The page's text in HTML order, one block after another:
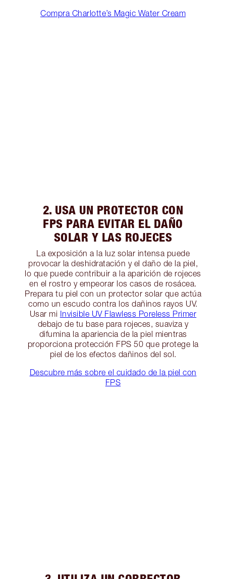
Compra Charlotte’s Magic Water Cream
2. USA UN PROTECTOR CON
FPS PARA EVITAR EL DAÑO
SOLAR Y LAS ROJECES
La exposición a la luz solar intensa puede
provocar la deshidratación y el daño de la piel,
lo que puede contribuir a la aparición de rojeces
en el rostro y empeorar los casos de rosácea.
Prepara tu piel con un protector solar que actúa
como un escudo contra los dañinos rayos UV.
Usar mi Invisible UV Flawless Poreless Primer
debajo de tu base para rojeces, suaviza y
difumina la apariencia de la piel mientras
proporciona protección FPS 50 que protege la
piel de los efectos dañinos del sol.
Descubre más sobre el cuidado de la piel con
FPS